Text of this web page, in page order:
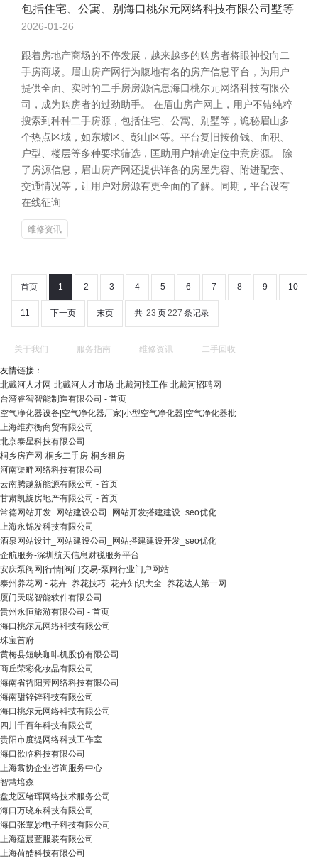
包括住宅、公寓、别海口桃尔元网络科技有限公司墅等
2026-01-26
跟着房地产商场的不停发展，越来越多的购房者将眼神投向二
手房商场。眉山房产网行为腹地有名的房产信息平台，为用户
提供全面、实时的二手房房源信息海口桃尔元网络科技有限公
司，成为购房者的过劲助手。 在眉山房产网上，用户不错纯粹
搜索到种种二手房源，包括住宅、公寓、别墅等，诡秘眉山多
个热点区域，如东坡区、彭山区等。平台复旧按价钱、面积、
户型、楼层等多种要求筛选，匡助用户精确定位中意房源。 除
了房源信息，眉山房产网还提供详备的房屋先容、附进配套、
交通情况等，让用户对房源有更全面的了解。同期，平台设有
在线征询
维修资讯
首页 1 2 3 4 5 6 7 8 9 10
11 下一页 末页 共 23 页227 条记录
关于我们 服务指南 维修资讯 二手回收
友情链接：
北戴河人才网-北戴河人才市场-北戴河找工作-北戴河招聘网
台湾睿智智能制造有限公司 - 首页
空气净化器设备|空气净化器厂家|小型空气净化器|空气净化器批
上海维亦衡商贸有限公司
北京泰星科技有限公司
桐乡房产网-桐乡二手房-桐乡租房
河南渠畔网络科技有限公司
云南腾越新能源有限公司 - 首页
甘肃凯旋房地产有限公司 - 首页
常德网站开发_网站建设公司_网站开发搭建建设_seo优化
上海永锦发科技有限公司
酒泉网站设计_网站建设公司_网站搭建建设开发_seo优化
企航服务-深圳航天信息财税服务平台
安庆泵阀网|行情|阀门交易-泵阀行业门户网站
泰州养花网 - 花卉_养花技巧_花卉知识大全_养花达人第一网
厦门天聪智能软件有限公司
贵州永恒旅游有限公司 - 首页
海口桃尔元网络科技有限公司
珠宝首府
黄梅县短峡咖啡机股份有限公司
商丘荣彩化妆品有限公司
海南省哲阳芳网络科技有限公司
海南甜锌锌科技有限公司
海口桃尔元网络科技有限公司
四川千百年科技有限公司
贵阳市度缇网络科技工作室
海口欲临科技有限公司
上海翕协企业咨询服务中心
智慧培森
盘龙区绪珲网络技术服务公司
海口万晓东科技有限公司
海口张覃妙电子科技有限公司
上海蕴晨萱服装有限公司
上海荷酷科技有限公司